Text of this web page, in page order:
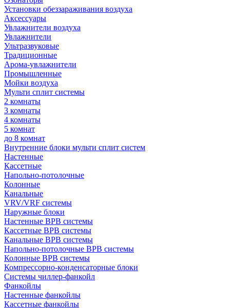
Установки обеззараживания воздуха
Аксессуары
Увлажнители воздуха
Увлажнители
Ультразвуковые
Традиционные
Арома-увлажнители
Промышленные
Мойки воздуха
Мульти сплит системы
2 комнаты
3 комнаты
4 комнаты
5 комнат
до 8 комнат
Внутренние блоки мульти сплит систем
Настенные
Кассетные
Напольно-потолочные
Колонные
Канальные
VRV/VRF системы
Наружные блоки
Настенные ВРВ системы
Кассетные ВРВ системы
Канальные ВРВ системы
Напольно-потолочные ВРВ системы
Колонные ВРВ системы
Компрессорно-конденсаторные блоки
Системы чиллер-фанкойл
Фанкойлы
Настенные фанкойлы
Кассетные фанкойлы